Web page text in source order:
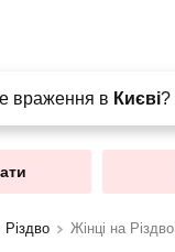
враження в Києві?
Різдво Жінці на Різдво